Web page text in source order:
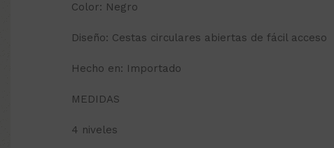
Color: Negro
Diseño: Cestas circulares abiertas de fácil acceso
Hecho en: Importado
MEDIDAS
4 niveles